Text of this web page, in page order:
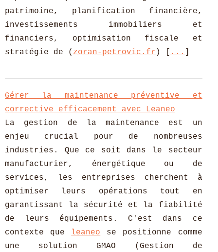
patrimoine, planification financière,
investissements immobiliers et
financiers, optimisation fiscale et
stratégie de ( zoran-petrovic.fr ) [ ...
Gérer la maintenance préventive et
corrective efficacement avec Leaneo
La gestion de la maintenance est un
enjeu crucial pour de nombreuses
industries. Que ce soit dans le secteur
manufacturier, énergétique ou de
services, les entreprises cherchent à
optimiser leurs opérations tout en
garantissant la sécurité et la fiabilité
de leurs équipements. C'est dans ce
contexte que
leaneo se positionne comme
une solution GMAO (Gestion de